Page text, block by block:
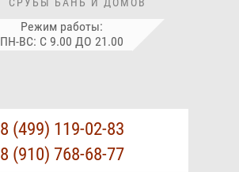
8 (499) 119-02-83
8 (910) 768-68-77
Режим работы:
ПН-ВС: С 9.00 ДО 21.00